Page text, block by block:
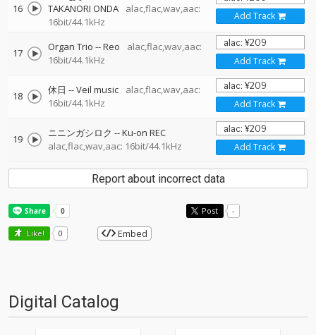
16
TAKANORI ONDA
alac,flac,wav,aac:
16bit/44.1kHz
Add Track
17 Organ Trio --Reo
alac,flac,wav,aac:
16bit/44.1kHz
Add Track
18 休日 --Veil music
alac,flac,wav,aac:
16bit/44.1kHz
Add Track
19 ニニンガシロク --Ku-on REC
alac,flac,wav,aac: 16bit/44.1kHz
Add Track
Report about incorrect data
Post -
Like! 0 Embed
Digital Catalog